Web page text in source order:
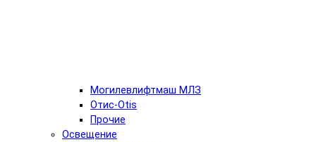
Могилевлифтмаш МЛЗ
Отис-Otis
Прочие
Освещение